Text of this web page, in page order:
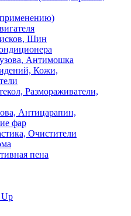
Шин
Антимошка
Кожи,
Размораживатели,
Антицарапин,
фар
Очистители
пена
Up